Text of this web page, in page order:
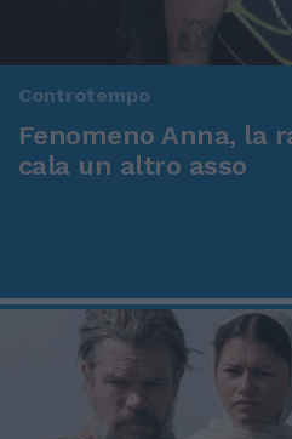
Controtempo
Fenomeno Anna, la
cala un altro asso